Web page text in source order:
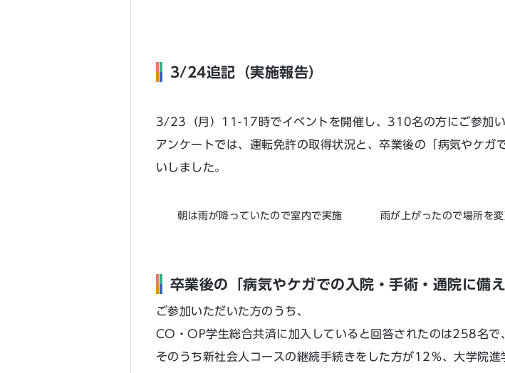
3/24追記（実施報告）
3/23（月）11-17時でイベントを開催し、310名の方にご参加い
アンケートでは、運転免許の取得状況と、卒業後の「病気やケガ
いしました。
朝は雨が降っていたので室内で実施 雨が上がったので場所を
卒業後の「病気やケガでの入院・手術・通院に備
ご参加いただいた方のうち、
CO・OP学生総合共済に加入していると回答されたのは258名で
そのうち新社会人コースの継続手続きをした方が12％、大学院